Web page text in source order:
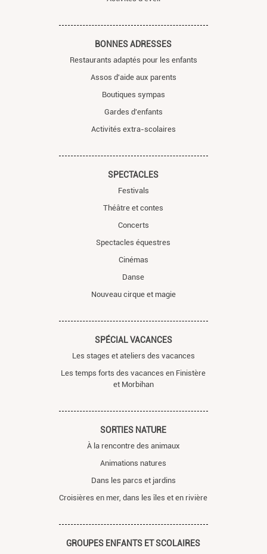
BONNES ADRESSES
Restaurants adaptés pour les enfants
Assos d'aide aux parents
Boutiques sympas
Gardes d'enfants
Activités extra-scolaires
SPECTACLES
Festivals
Théâtre et contes
Concerts
Spectacles équestres
Cinémas
Danse
Nouveau cirque et magie
SPÉCIAL VACANCES
Les stages et ateliers des vacances
Les temps forts des vacances en Finistère
et Morbihan
SORTIES NATURE
À la rencontre des animaux
Animations natures
Dans les parcs et jardins
Croisières en mer, dans les îles et en rivière
GROUPES ENFANTS ET SCOLAIRES